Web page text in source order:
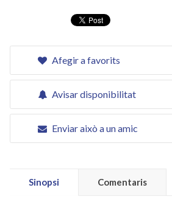
Afegir a favorits
Avisar disponibilitat
Enviar això a un amic
Sinopsi Comentaris